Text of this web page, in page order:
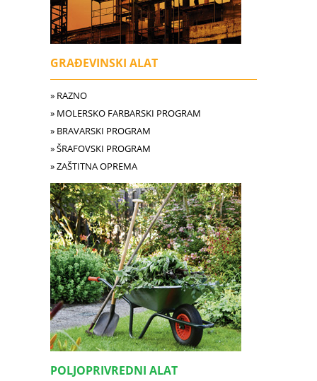
GRAĐEVINSKI ALAT
» RAZNO
» MOLERSKO FARBARSKI PROGRAM
» BRAVARSKI PROGRAM
» ŠRAFOVSKI PROGRAM
» ZAŠTITNA OPREMA
POLJOPRIVREDNI ALAT